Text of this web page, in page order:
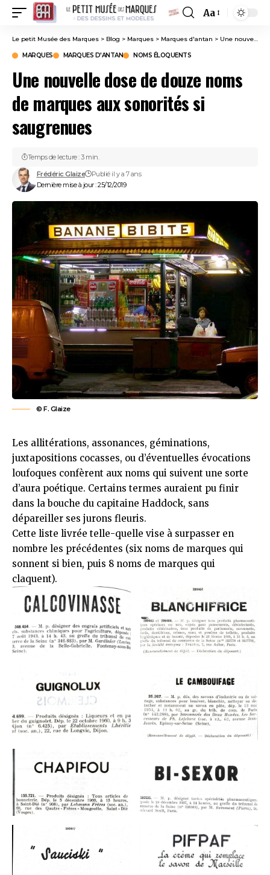
Font
Resizer
Aa
Le petit Musée des Marques > Blog > Marques > Marques d'antan > Une nouvelle dose de douze noms de marques aux sonorités si saugrenues
MARQUES MARQUES D'ANTAN NOMS ÉLOQUENTS
Une nouvelle dose de douze noms
de marques aux sonorités si
saugrenues
Dernière mise à jour : 25/12/2019
Frédéric Glaize Publié il y a 7 ans
Temps de lecture : 3 min.
© F. Glaize
Les allitérations, assonances, géminations,
juxtapositions cocasses, ou d’éventuelles évocations
loufoques confèrent aux noms qui suivent une sorte
d’aura poétique. Certains termes auraient pu finir
dans la bouche du capitaine Haddock, sans
dépareiller ses jurons fleuris.
Cette liste livrée telle-quelle vise à surpasser en
nombre les précédentes (six noms de marques qui
sonnent si bien, puis 8 noms de marques qui
claquent).